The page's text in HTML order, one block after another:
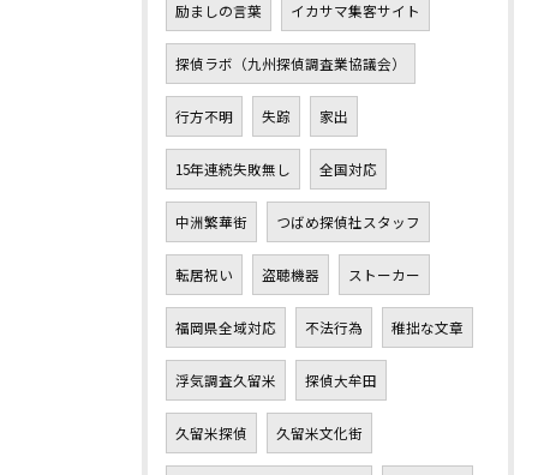
励ましの言葉 イカサマ集客サイト
探偵ラボ（九州探偵調査業協議会）
行方不明 失踪 家出
15年連続失敗無し 全国対応
中洲繁華街 つばめ探偵社スタッフ
転居祝い 盗聴機器 ストーカー
福岡県全域対応 不法行為 稚拙な文章
浮気調査久留米 探偵大牟田
久留米探偵 久留米文化街